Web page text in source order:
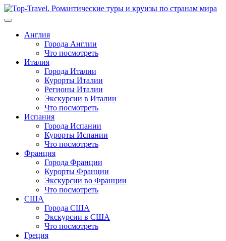
Перейти
к
Англия
Города Англии
Что посмотреть
Италия
Города Италии
Курорты Италии
Регионы Италии
Экскурсии в Италии
Что посмотреть
Испания
Города Испании
Курорты Испании
Что посмотреть
Франция
Города Франции
Курорты Франции
Экскурсии во Франции
Что посмотреть
США
Города США
Экскурсии в США
Что посмотреть
Греция